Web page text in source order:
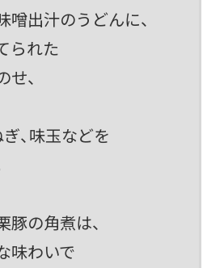
噌出汁のうどんに、
られた
、
、味玉などを
豚の角煮は、
味わいで